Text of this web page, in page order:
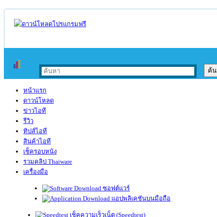
หน้าแรก
ดาวน์โหลด
ข่าวไอที
รีวิว
ทิปส์ไอที
สินค้าไอที
เช็ครอบหนัง
รวมคลิป Thaiware
เครื่องมือ
ซอฟต์แวร์
แอปพลิเคชันบนมือถือ
เช็คความเร็วเน็ต (Speedtest)